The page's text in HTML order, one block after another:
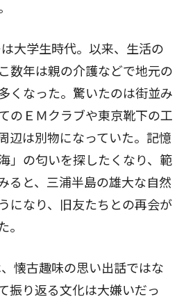
大学生時代。以来、生活の
数年は親の介護などで地元の
くなった。驚いたのは街並み
のＥＭクラブや東京靴下の工
辺は別物になっていた。記憶
」の匂いを探したくなり、範
ると、三浦半島の雄大な自然
になり、旧友たちとの再会が
。
懐古趣味の思い出話ではな
振り返る文化は大嫌いだっ